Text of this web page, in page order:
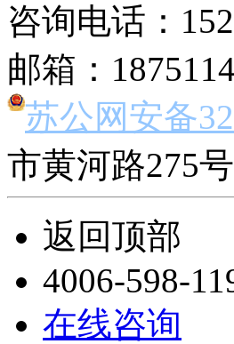
咨询电话：
邮箱：
苏公网安备
市黄河路275
返回顶部
4006-598-
在线咨询